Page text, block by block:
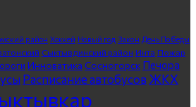
район Хоккей Новый год Закон День Победы
Сыктывдинский район Инта Пожар
Инноватика Сосногорск Печора
Расписание автобусов ЖКХ